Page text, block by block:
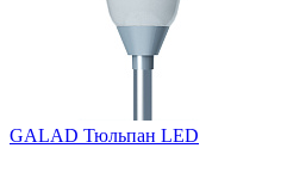
GALAD Тюльпан LED